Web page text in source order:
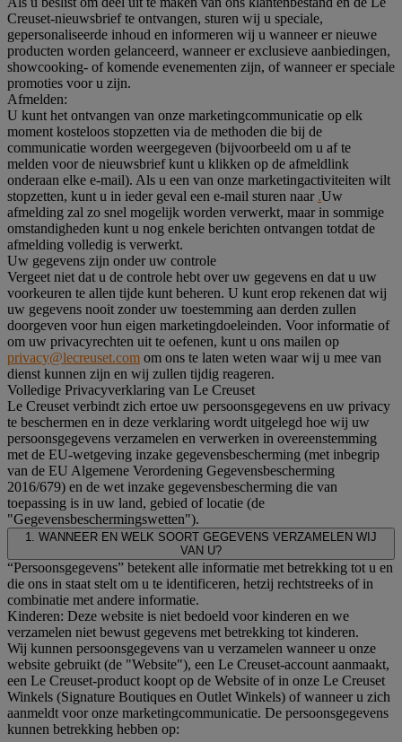
Creuset-nieuwsbrief te ontvangen, sturen wij u speciale,
gepersonaliseerde inhoud en informeren wij u wanneer er nieuwe
producten worden gelanceerd, wanneer er exclusieve aanbiedingen,
showcooking- of komende evenementen zijn, of wanneer er speciale
promoties voor u zijn.
Afmelden:
U kunt het ontvangen van onze marketingcommunicatie op elk
moment kosteloos stopzetten via de methoden die bij de
communicatie worden weergegeven (bijvoorbeeld om u af te
melden voor de nieuwsbrief kunt u klikken op de afmeldlink
onderaan elke e-mail). Als u een van onze marketingactiviteiten wilt
stopzetten, kunt u in ieder geval een e-mail sturen naar .Uw
afmelding zal zo snel mogelijk worden verwerkt, maar in sommige
omstandigheden kunt u nog enkele berichten ontvangen totdat de
afmelding volledig is verwerkt.
Uw gegevens zijn onder uw controle
Vergeet niet dat u de controle hebt over uw gegevens en dat u uw
voorkeuren te allen tijde kunt beheren. U kunt erop rekenen dat wij
uw gegevens nooit zonder uw toestemming aan derden zullen
doorgeven voor hun eigen marketingdoeleinden. Voor informatie of
om uw privacyrechten uit te oefenen, kunt u ons mailen op
privacy@lecreuset.com om ons te laten weten waar wij u mee van
dienst kunnen zijn en wij zullen tijdig reageren.
Volledige Privacyverklaring van Le Creuset
Le Creuset verbindt zich ertoe uw persoonsgegevens en uw privacy
te beschermen en in deze verklaring wordt uitgelegd hoe wij uw
persoonsgegevens verzamelen en verwerken in overeenstemming
met de EU-wetgeving inzake gegevensbescherming (met inbegrip
van de EU Algemene Verordening Gegevensbescherming
2016/679) en de wet inzake gegevensbescherming die van
toepassing is in uw land, gebied of locatie (de
"Gegevensbeschermingswetten").
1. WANNEER EN WELK SOORT GEGEVENS VERZAMELEN WIJ
VAN U?
“Persoonsgegevens” betekent alle informatie met betrekking tot u en
die ons in staat stelt om u te identificeren, hetzij rechtstreeks of in
combinatie met andere informatie.
Kinderen: Deze website is niet bedoeld voor kinderen en we
verzamelen niet bewust gegevens met betrekking tot kinderen.
Wij kunnen persoonsgegevens van u verzamelen wanneer u onze
website gebruikt (de "Website"), een Le Creuset-account aanmaakt,
een Le Creuset-product koopt op de Website of in onze Le Creuset
Winkels (Signature Boutiques en Outlet Winkels) of wanneer u zich
aanmeldt voor onze marketingcommunicatie. De persoonsgegevens
kunnen betrekking hebben op: